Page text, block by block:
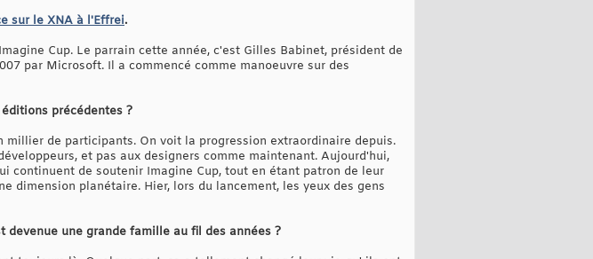
sur le XNA à l'Effrei.
Cup. Le parrain cette année, c'est Gilles Babinet, président de
par Microsoft. Il a commencé comme manoeuvre sur des
précédentes ?
millier de participants. On voit la progression extraordinaire depuis.
et pas aux designers comme maintenant. Aujourd'hui,
continuent de soutenir Imagine Cup, tout en étant patron de leur
dimension planétaire. Hier, lors du lancement, les yeux des gens
devenue une grande famille au fil des années ?